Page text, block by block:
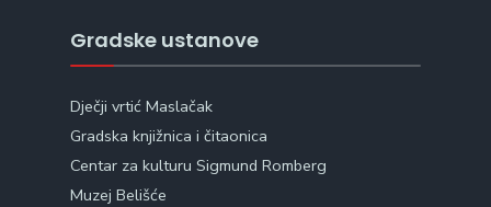
Gradske ustanove
Dječji vrtić Maslačak
Gradska knjižnica i čitaonica
Centar za kulturu Sigmund Romberg
Muzej Belišće